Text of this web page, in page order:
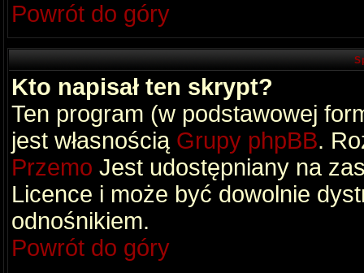
Powrót do góry
Kto napisał ten skrypt?
Ten program (w podstawowej
jest własnością Grupy phpBB.
Przemo Jest udostępniany na
Licence i może być dowolnie
odnośnikiem.
Powrót do góry